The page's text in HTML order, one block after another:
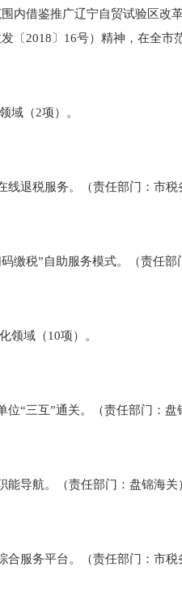
借鉴推广辽宁自贸试验区改革
〔2018〕16号）精神，在全
（2项）。
退税服务。（责任部门：市税
税”自助服务模式。（责任部
域（10项）。
“三互”通关。（责任部门：盘
导航。（责任部门：盘锦海关
服务平台。（责任部门：市税